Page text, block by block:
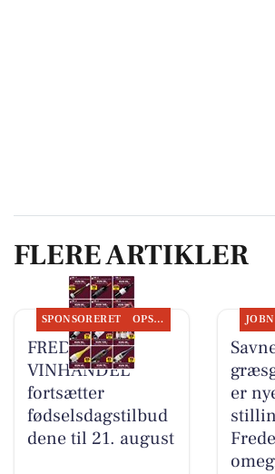
FLERE ARTIKLER
SPONSORERET OPSLAGSTAVLEN
FREDERICIA
VINHANDEL
fortsætter
fødselsdagstilbud
dene til 21. august
er